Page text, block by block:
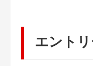
エント